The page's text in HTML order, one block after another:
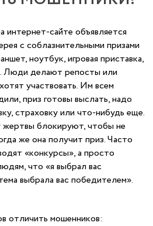
интернет-сайте объявляется
с соблазнительными призами
ноутбук, игровая приставка,
Люди делают репосты или
участвовать. Им всем
приз готовы выслать, надо
страховку или что-нибудь еще.
блокируют, чтобы не
же она получит приз. Часто
«конкурсы», а просто
что «я выбрал вас
выбрала вас победителем».
отличить мошенников: